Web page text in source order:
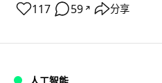
117 59 ↗ 分享
人工智能